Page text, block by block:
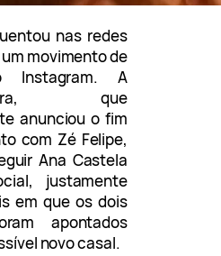
nas redes
movimento de
Instagram. A
que
anunciou o fim
com Zé Felipe,
Ana Castela
justamente
em que os dois
apontados
novo casal.